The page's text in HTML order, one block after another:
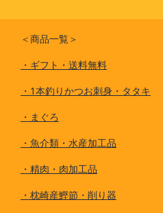
＜商品一覧＞
・ ギフト・送料無料
・ 1本釣りかつお刺身・タタキ
・ まぐろ
・ 魚介類・水産加工品
・ 精肉・肉加工品
・ 枕崎産鰹節・削り器